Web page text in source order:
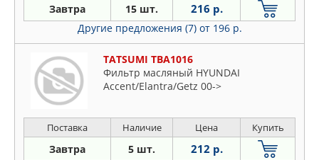
Завтра 15 шт. 216 р.
Другие предложения (7) от 196 р.
TATSUMI TBA1016
Фильтр масляный HYUNDAI
Accent/Elantra/Getz 00->
Поставка Наличие Цена Купить
Завтра 5 шт. 212 р.